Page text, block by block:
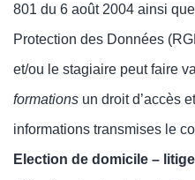
801 du 6 août 2004 ainsi
Protection des Données
et/ou le stagiaire peut faire
formations un droit d’accès
informations transmises le
Election de domicile –